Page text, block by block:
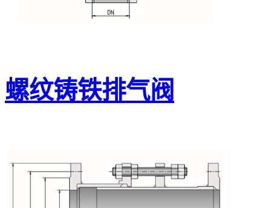
螺纹铸铁排气阀